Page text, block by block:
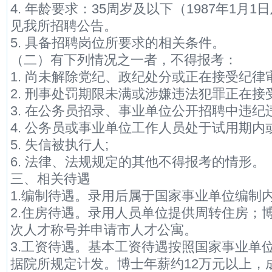
4. 年龄要求：35周岁及以下（1987年1月1
见我所招聘公告。
5. 具备招聘岗位所要求的相关条件。
（二）有下列情况之一者，不得报考：
1. 尚未解除党纪、政纪处分或正在接受纪律
2. 刑事处罚期限未满或涉嫌违法犯罪正在接
3. 在公务员招录、事业单位公开招聘中违纪
4. 公务员或事业单位工作人员处于试用期内
5. 失信被执行人;
6. 法律、法规规定的其他不得报考的情形。
三、相关待遇
1.编制待遇。录用后属于国家事业单位编制
2.住房待遇。录用人员单位提供周转住房；
次人才称号并申请市人才公寓。
3.工资待遇。基本工资待遇按照国家事业单
据院所规定计发。博士年薪约12万元以上